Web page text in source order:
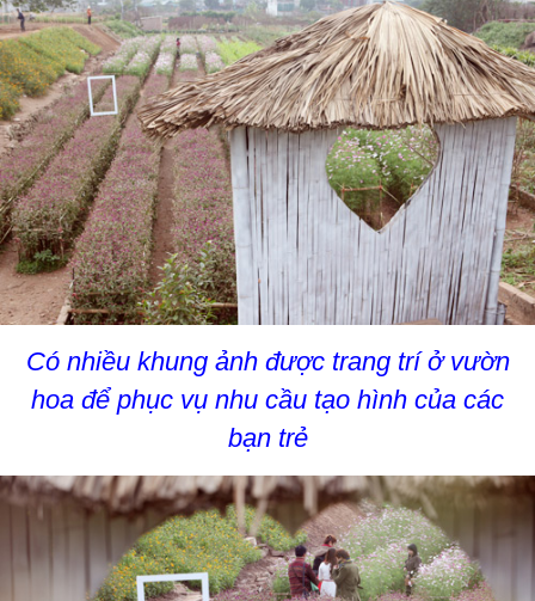
Có nhiều khung ảnh được trang trí ở vườn
hoa để phục vụ nhu cầu tạo hình của các
bạn trẻ